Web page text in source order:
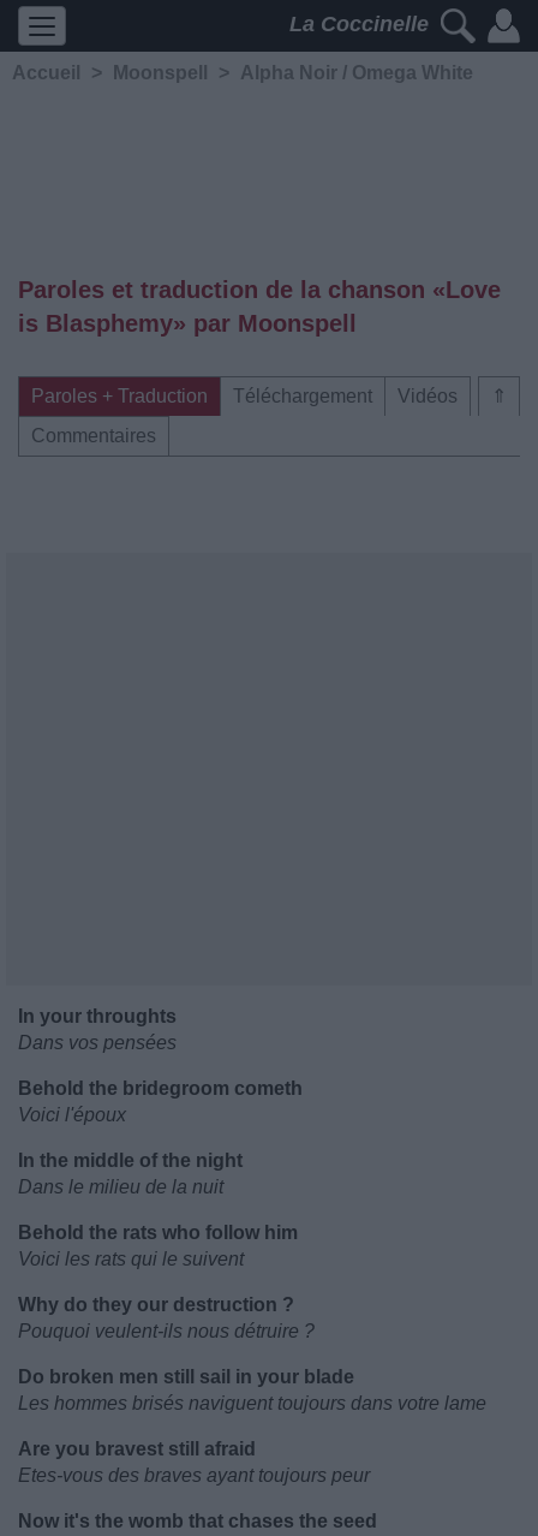
La Coccinelle
Accueil > Moonspell > Alpha Noir / Omega White
Paroles et traduction de la chanson «Love
is Blasphemy» par Moonspell
⇑
Paroles + Traduction Téléchargement
Vidéos
Commentaires
In your throughts
Dans vos pensées
Behold the bridegroom cometh
Voici l'époux
In the middle of the night
Dans le milieu de la nuit
Behold the rats who follow him
Voici les rats qui le suivent
Why do they our destruction ?
Pouquoi veulent-ils nous détruire ?
Do broken men still sail in your blade
Les hommes brisés naviguent toujours dans votre lame
Are you bravest still afraid
Etes-vous des braves ayant toujours peur
Now it's the womb that chases the seed